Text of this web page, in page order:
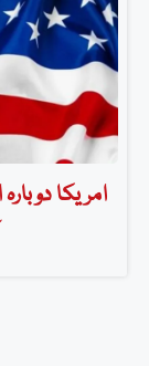
امریکا